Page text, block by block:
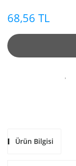
68,56 TL
Ürün Bilgisi